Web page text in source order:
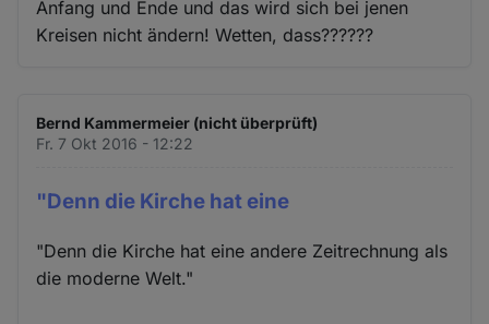
Anfang und Ende und das wird sich bei jenen
Kreisen nicht ändern! Wetten, dass??????
Bernd Kammermeier (nicht überprüft)
Fr. 7 Okt 2016 - 12:22
"Denn die Kirche hat eine
"Denn die Kirche hat eine andere Zeitrechnung als
die moderne Welt."